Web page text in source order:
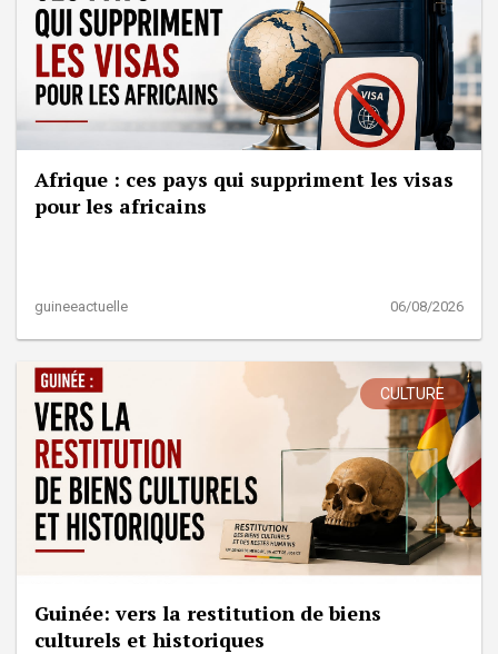
Afrique : ces pays qui suppriment les visas
pour les africains
guineeactuelle 06/08/2026
CULTURE
Guinée: vers la restitution de biens
culturels et historiques